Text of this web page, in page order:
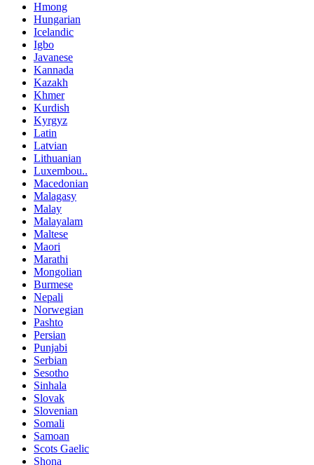
Hmong
Hungarian
Icelandic
Igbo
Javanese
Kannada
Kazakh
Khmer
Kurdish
Kyrgyz
Latin
Latvian
Lithuanian
Luxembou..
Macedonian
Malagasy
Malay
Malayalam
Maltese
Maori
Marathi
Mongolian
Burmese
Nepali
Norwegian
Pashto
Persian
Punjabi
Serbian
Sesotho
Sinhala
Slovak
Slovenian
Somali
Samoan
Scots Gaelic
Shona